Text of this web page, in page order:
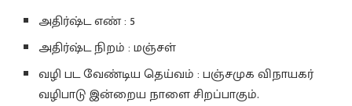
அதிர்ஷ்ட எண் : 5
அதிர்ஷ்ட நிறம் : மஞ்சள்
வழி பட வேண்டிய தெய்வம் : பஞ்சமுக விநாயகர்
வழிபாடு இன்றைய நாளை சிறப்பாகும்.